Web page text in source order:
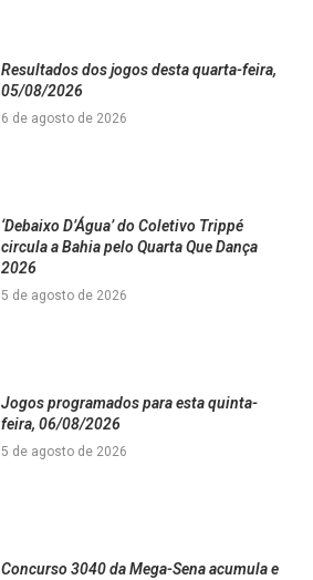
Resultados dos jogos desta quarta-feira,
05/08/2026
6 de agosto de 2026
‘Debaixo D’Água’ do Coletivo Trippé
circula a Bahia pelo Quarta Que Dança
2026
5 de agosto de 2026
Jogos programados para esta quinta-
feira, 06/08/2026
5 de agosto de 2026
Concurso 3040 da Mega-Sena acumula e